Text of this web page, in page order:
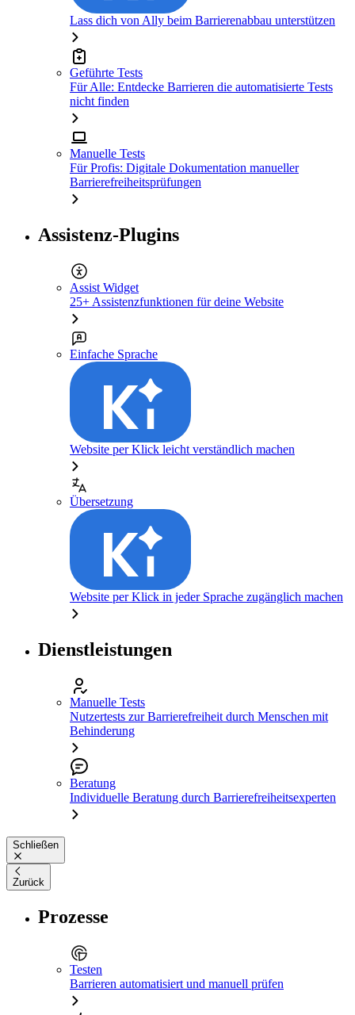
Lass dich von Ally beim Barrierenabbau unterstützen
Geführte Tests
Für Alle: Entdecke Barrieren die automatisierte Tests
nicht finden
Manuelle Tests
Für Profis: Digitale Dokumentation manueller
Barrierefreiheitsprüfungen
Assistenz-Plugins
Assist Widget
25+ Assistenzfunktionen für deine Website
Einfache Sprache
Website per Klick leicht verständlich machen
Übersetzung
Website per Klick in jeder Sprache zugänglich machen
Dienstleistungen
Manuelle Tests
Nutzertests zur Barrierefreiheit durch Menschen mit
Behinderung
Beratung
Individuelle Beratung durch Barrierefreiheitsexperten
Schließen
Zurück
Prozesse
Testen
Barrieren automatisiert und manuell prüfen